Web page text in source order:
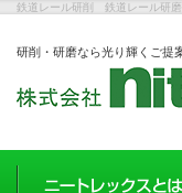
鉄道レール研削 鉄道レール研
研削・研磨なら光り輝くご提